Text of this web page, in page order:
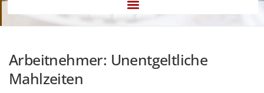
Arbeitnehmer: Unentgeltliche
Mahlzeiten